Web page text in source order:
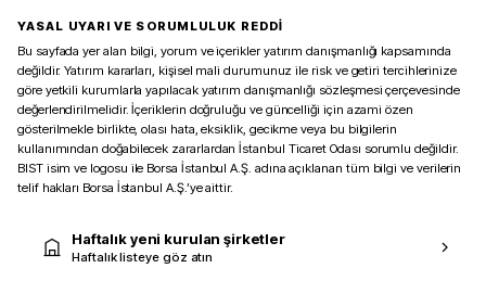
YASAL UYARI VE SORUMLULUK REDDİ
Bu sayfada yer alan bilgi, yorum ve içerikler yatırım danışmanlığı kapsamında
değildir. Yatırım kararları, kişisel mali durumunuz ile risk ve getiri tercihlerinize
göre yetkili kurumlarla yapılacak yatırım danışmanlığı sözleşmesi çerçevesinde
değerlendirilmelidir. İçeriklerin doğruluğu ve güncelliği için azami özen
gösterilmekle birlikte, olası hata, eksiklik, gecikme veya bu bilgilerin
kullanımından doğabilecek zararlardan İstanbul Ticaret Odası sorumlu değildir.
BIST isim ve logosu ile Borsa İstanbul A.Ş. adına açıklanan tüm bilgi ve verilerin
telif hakları Borsa İstanbul A.Ş.’ye aittir.
Haftalık yeni kurulan şirketler
Haftalık listeye göz atın